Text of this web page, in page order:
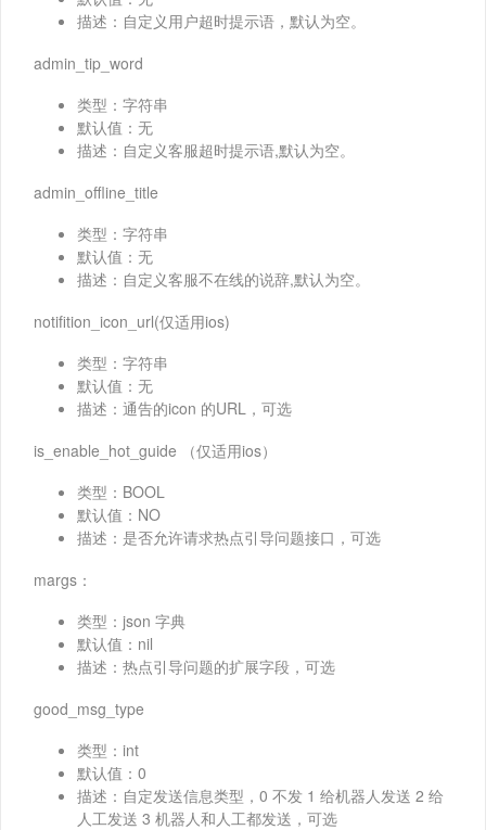
描述：自定义用户超时提示语，默认为空。
admin_tip_word
类型：字符串
默认值：无
描述：自定义客服超时提示语,默认为空。
admin_offline_title
类型：字符串
默认值：无
描述：自定义客服不在线的说辞,默认为空。
notifition_icon_url(仅适用ios)
类型：字符串
默认值：无
描述：通告的icon 的URL，可选
is_enable_hot_guide （仅适用ios）
类型：BOOL
默认值：NO
描述：是否允许请求热点引导问题接口，可选
margs：
类型：json 字典
默认值：nil
描述：热点引导问题的扩展字段，可选
good_msg_type
类型：int
默认值：0
描述：自定发送信息类型，0 不发 1 给机器人发送 2 给
人工发送 3 机器人和人工都发送，可选